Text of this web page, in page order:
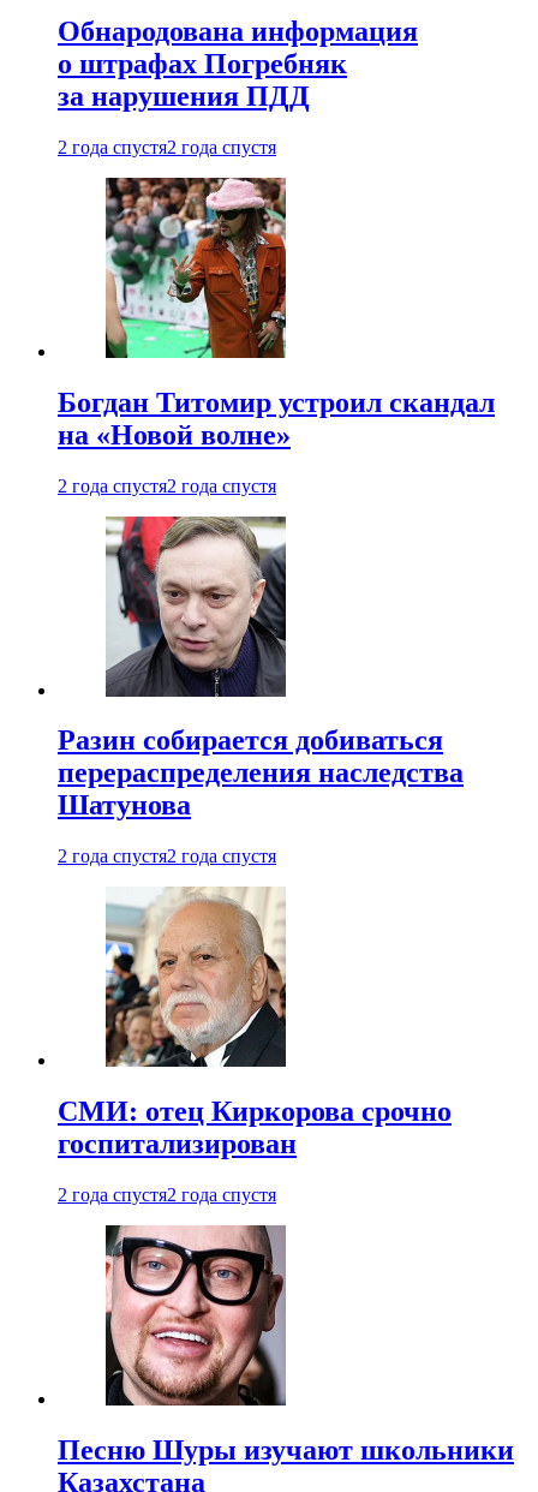
Обнародована информация
о штрафах Погребняк
за нарушения ПДД
2 года спустя2 года спустя
Богдан Титомир устроил скандал
на «Новой волне»
2 года спустя2 года спустя
Разин собирается добиваться
перераспределения наследства
Шатунова
2 года спустя2 года спустя
СМИ: отец Киркорова срочно
госпитализирован
2 года спустя2 года спустя
Песню Шуры изучают школьники
Казахстана